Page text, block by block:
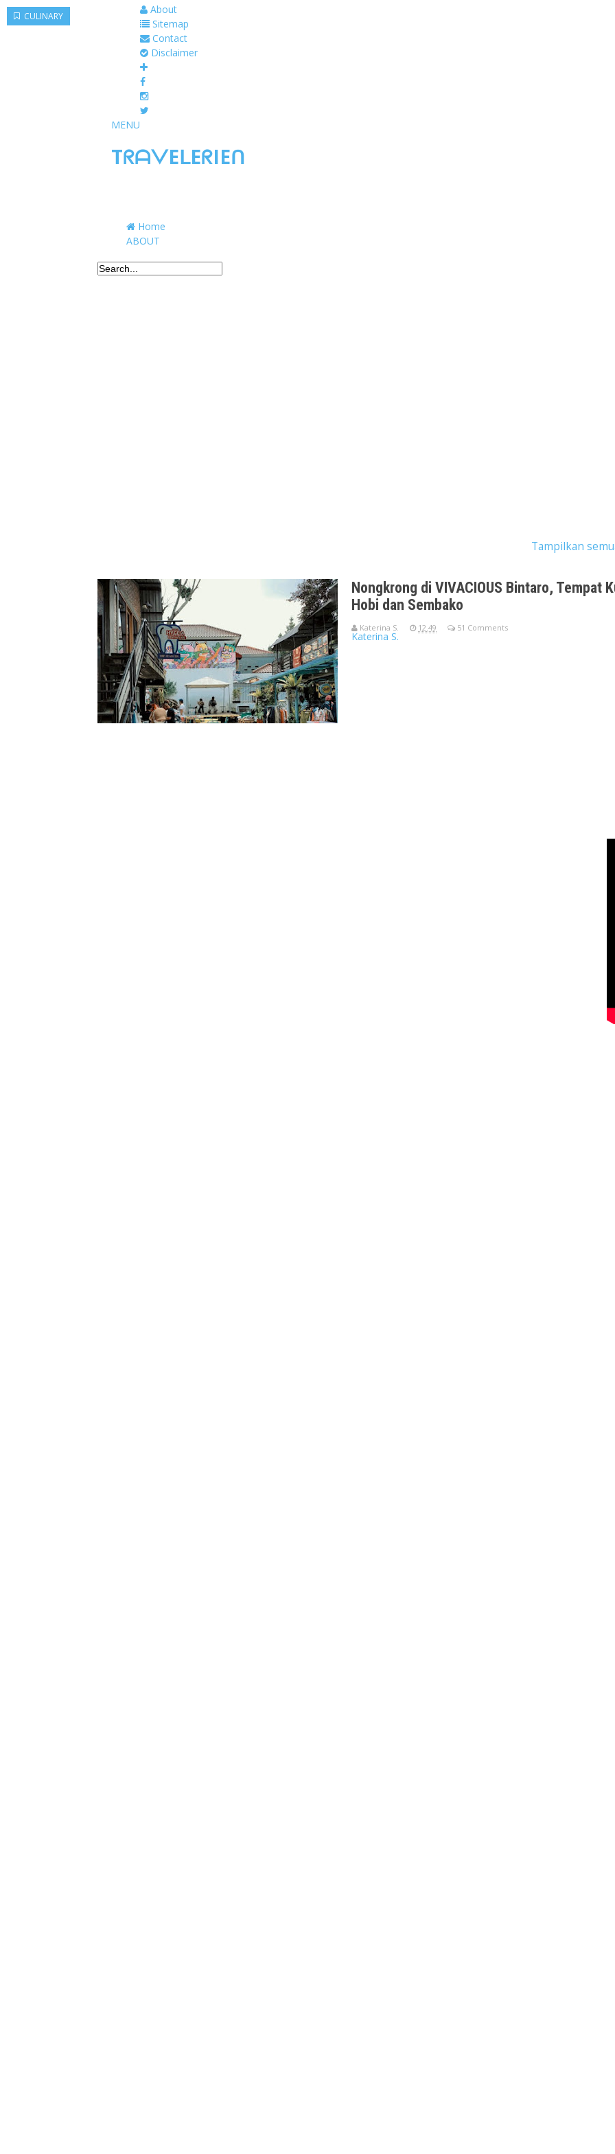
About
Sitemap
Contact
Disclaimer
MENU
TᖇᗩᐯEᒪEᖇIEᑎ
Home
ABOUT
Tampilkan
Nongkrong di VIVACIOUS Bintaro, Tempat
Hobi dan Sembako
CULINARY
Katerina S. 12.49 51 Comments
Katerina S.